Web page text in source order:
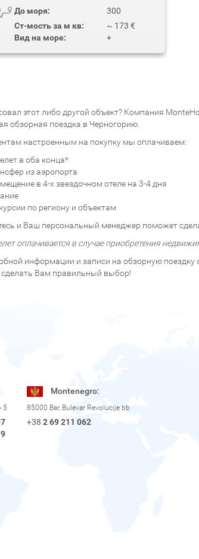
До моря:
300
Ст-мость за м кв:
~ 173 €
Вид на море:
+
этот либо другой объект? Компания
обзорная поездка в Черногорию.
настроенным на покупку мы оплачиваем:
в оба конца*
из аэропорта
в 4-х звездочном отеле на 3-4 дня
по региону и объектам
и Ваш персональный менеджер поможет
оплачивается в случае приобретения
информации и записи на обзорную
Вам правильный выбор!
5
Montenegro:
85000 Bar, Bulevar Revolucije bb
+38 2 69 211 062